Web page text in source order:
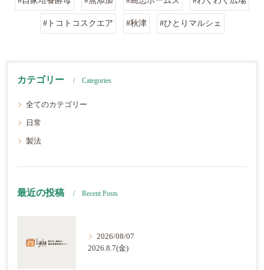
#トコトコスクエア #秋津 #ひとりマルシェ
カテゴリー Categories
全てのカテゴリー
日常
製法
最近の投稿 Recent Posts
2026/08/07
2026.8.7(金)